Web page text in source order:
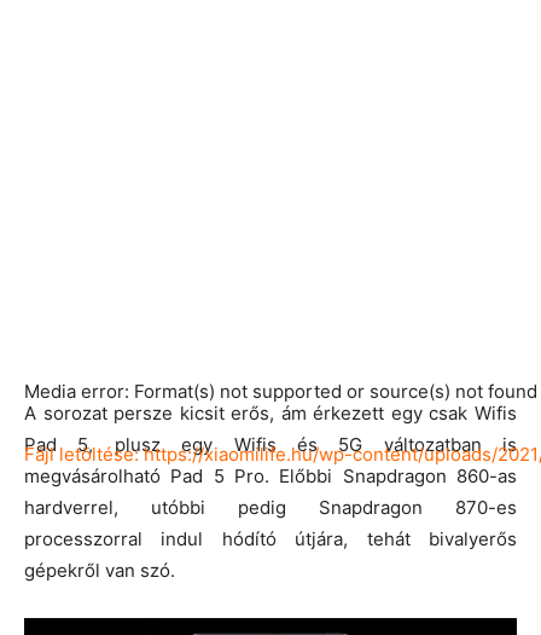
Media error: Format(s) not supported or source(s) not found
Fájl letöltése: https://xiaomilife.hu/wp-content/uploads/
00:00
A sorozat persze kicsit erős, ám érkezett egy csak Wifis
Pad 5, plusz egy Wifis és 5G változatban is
megvásárolható Pad 5 Pro. Előbbi Snapdragon 860-as
hardverrel, utóbbi pedig Snapdragon 870-es
processzorral indul hódító útjára, tehát bivalyerős
gépekről van szó.